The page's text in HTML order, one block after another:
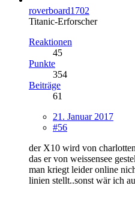
roverboard1702
Titanic-Erforscher
Reaktionen
45
Punkte
354
Beiträge
61
21. Januar 2017
#56
der X10 wird von
das er von weissensee
man kriegt leider online
linien stellt..sonst wär ich